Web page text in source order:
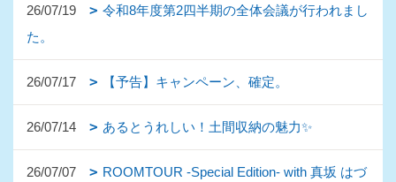
26/07/19
令和8年度第2四半期の全体会議が行われまし
た。
26/07/17 【予告】キャンペーン、確定。
26/07/14 あるとうれしい！土間収納の魅力✨
26/07/07
ROOMTOUR -Special Edition- with 真坂 はづ